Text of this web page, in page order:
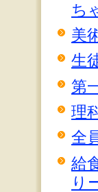
ち
美
生
第
理
全
給
り